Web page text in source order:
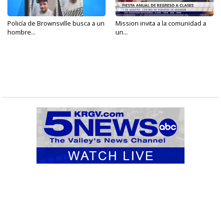
Policía de Brownsville busca a un
hombre...
Mission invita a la comunidad a
un...